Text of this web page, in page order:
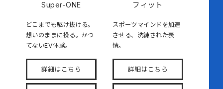
Super-ONE
どこまでも駆け抜ける。
想いのままに操る。かつ
てないEV体験。
詳細はこちら
フィット
スポーツマインドを加速
させる、洗練された表
情。
詳細はこちら